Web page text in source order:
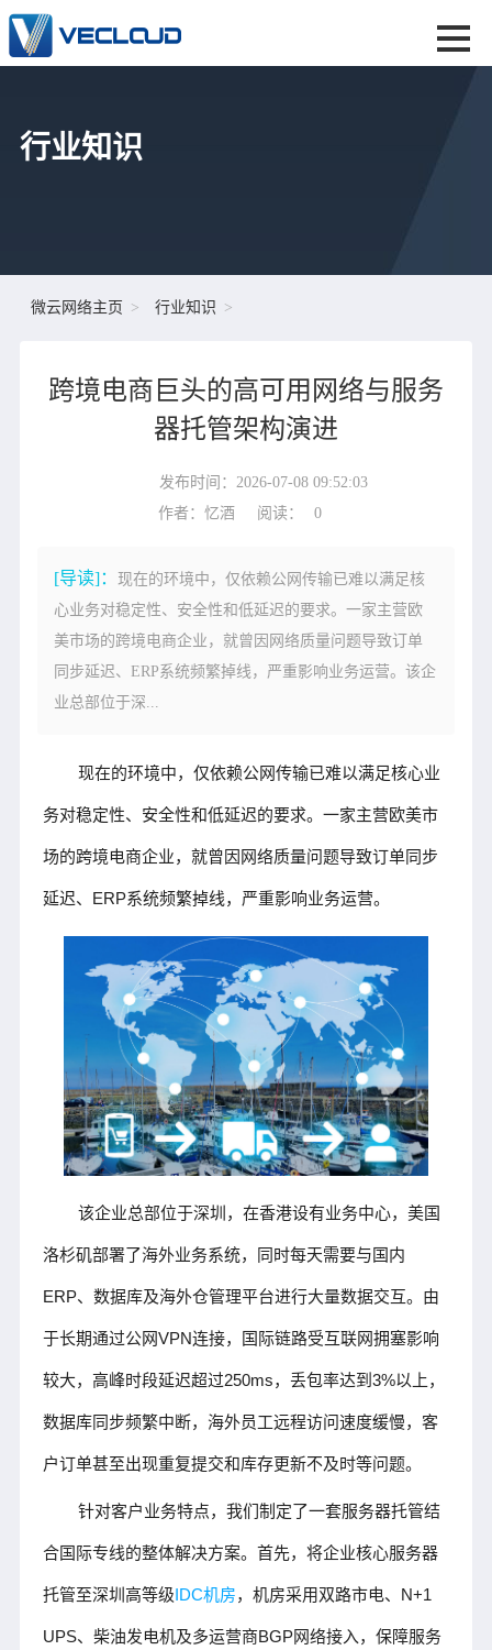
行业知识
微云网络主页 行业知识
跨境电商巨头的高可用网络与服务
器托管架构演进
发布时间：2026-07-08 09:52:03
作者：忆酒
阅读： 0
[导读]： 现在的环境中，仅依赖公网传输已难以满足核
心业务对稳定性、安全性和低延迟的要求。一家主营欧
美市场的跨境电商企业，就曾因网络质量问题导致订单
同步延迟、ERP系统频繁掉线，严重影响业务运营。该企
业总部位于深...
现在的环境中，仅依赖公网传输已难以满足核心业
务对稳定性、安全性和低延迟的要求。一家主营欧美市
场的跨境电商企业，就曾因网络质量问题导致订单同步
延迟、ERP系统频繁掉线，严重影响业务运营。
该企业总部位于深圳，在香港设有业务中心，美国
洛杉矶部署了海外业务系统，同时每天需要与国内
ERP、数据库及海外仓管理平台进行大量数据交互。由
于长期通过公网VPN连接，国际链路受互联网拥塞影响
较大，高峰时段延迟超过250ms，丢包率达到3%以上，
数据库同步频繁中断，海外员工远程访问速度缓慢，客
户订单甚至出现重复提交和库存更新不及时等问题。
针对客户业务特点，我们制定了一套服务器托管结
合国际专线的整体解决方案。首先，将企业核心服务器
托管至深圳高等级IDC机房，机房采用双路市电、N+1
UPS、柴油发电机及多运营商BGP网络接入，保障服务